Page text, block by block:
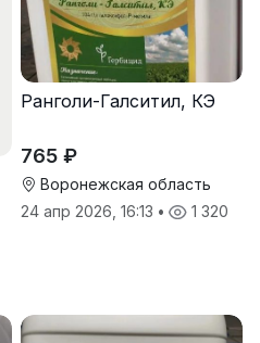
Ранголи-Галситил, КЭ
765 ₽
Воронежская область
24 апр 2026, 16:13 • 1 320